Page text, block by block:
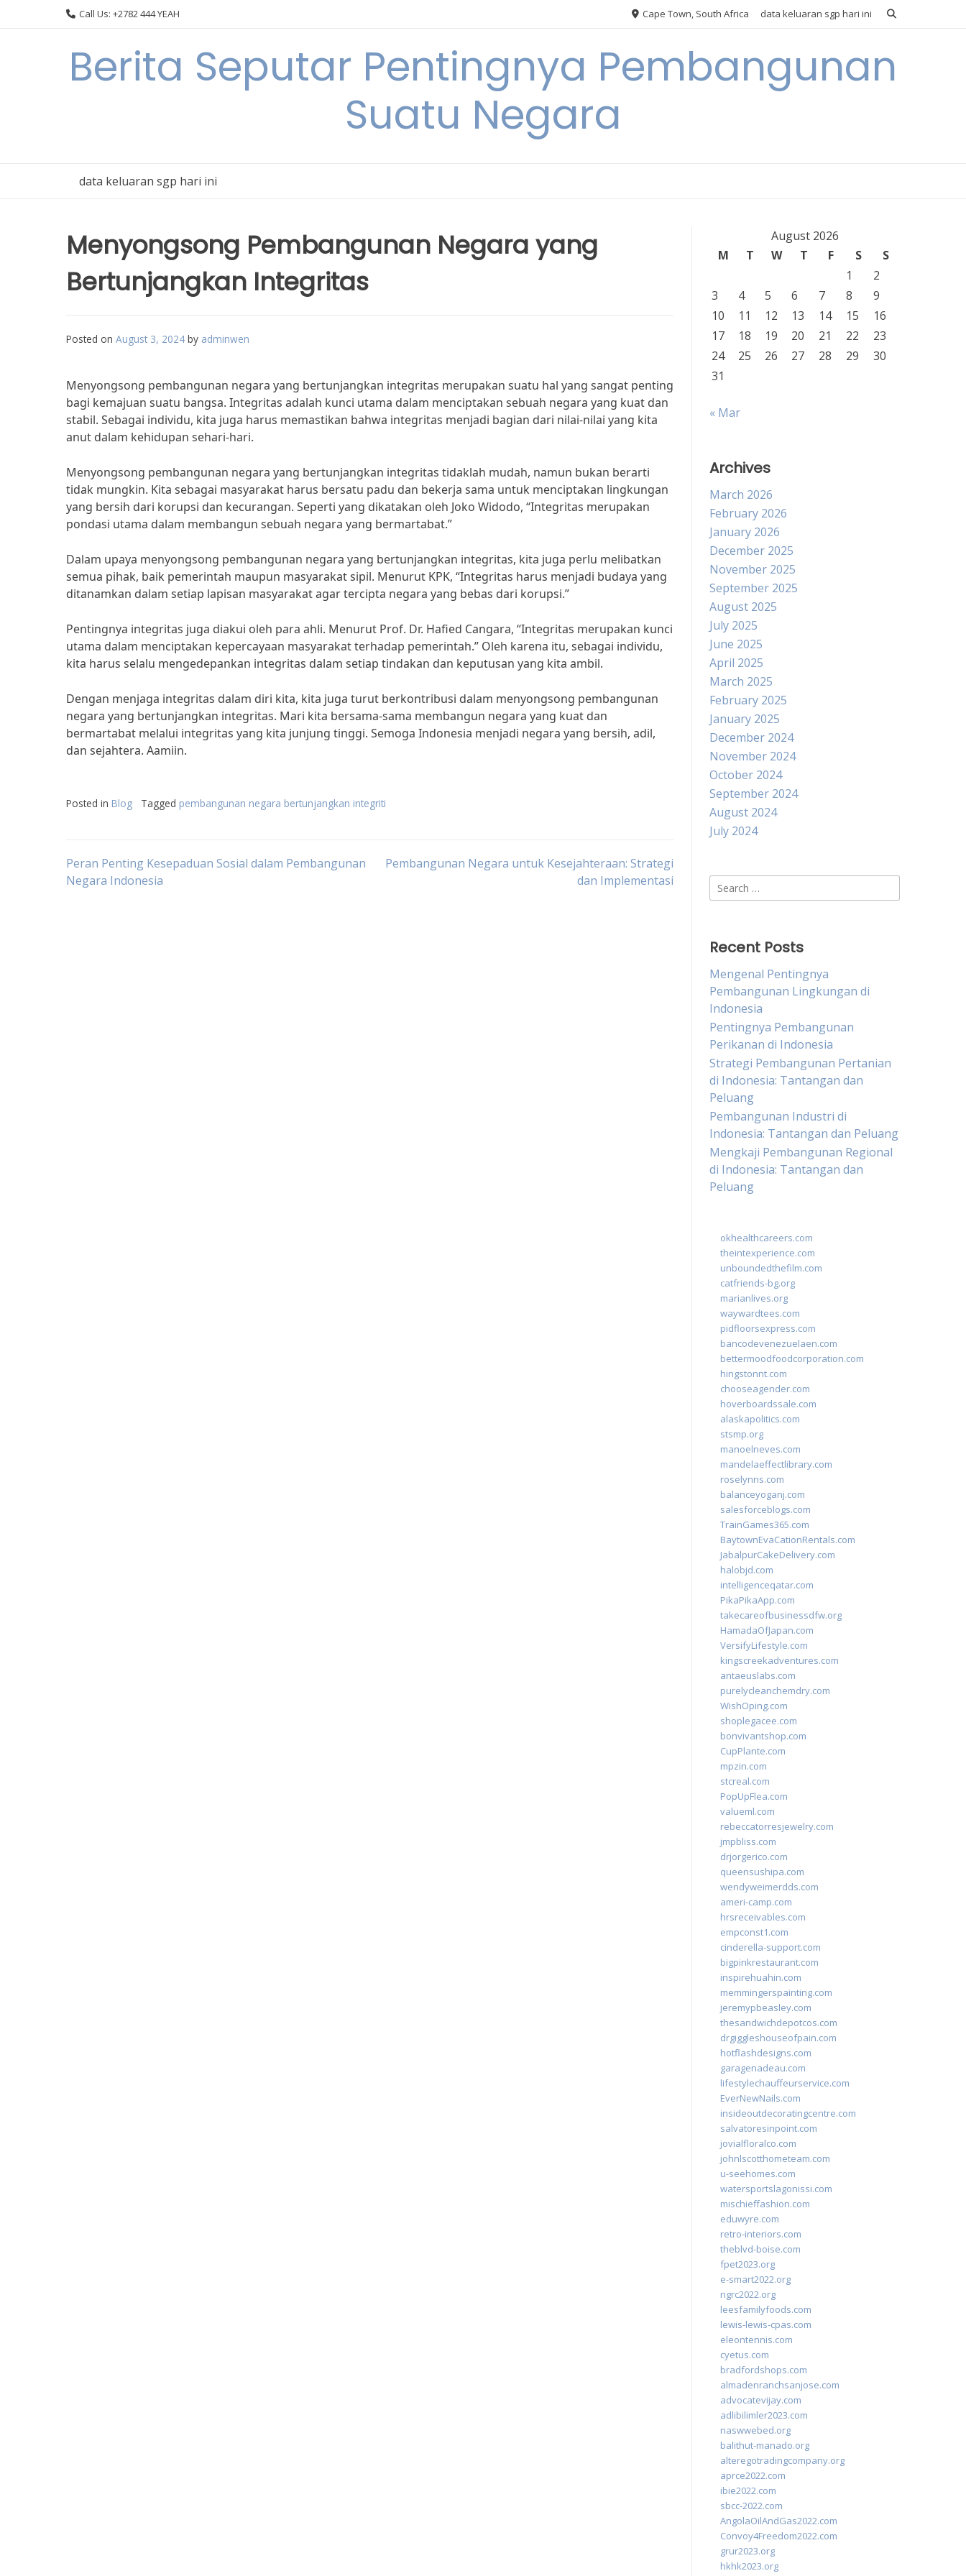
Call Us: +2782 444 YEAH Cape Town, South Africa data keluaran sgp hari ini
Berita Seputar Pentingnya Pembangunan
Suatu Negara
data keluaran sgp hari ini
Menyongsong Pembangunan Negara yang
Bertunjangkan Integritas
Posted on August 3, 2024 by adminwen
Menyongsong pembangunan negara yang bertunjangkan integritas merupakan suatu hal yang sangat penting
bagi kemajuan suatu bangsa. Integritas adalah kunci utama dalam menciptakan sebuah negara yang kuat dan
stabil. Sebagai individu, kita juga harus memastikan bahwa integritas menjadi bagian dari nilai-nilai yang kita
anut dalam kehidupan sehari-hari.
Menyongsong pembangunan negara yang bertunjangkan integritas tidaklah mudah, namun bukan berarti
tidak mungkin. Kita sebagai masyarakat harus bersatu padu dan bekerja sama untuk menciptakan lingkungan
yang bersih dari korupsi dan kecurangan. Seperti yang dikatakan oleh Joko Widodo, “Integritas merupakan
pondasi utama dalam membangun sebuah negara yang bermartabat.”
Dalam upaya menyongsong pembangunan negara yang bertunjangkan integritas, kita juga perlu melibatkan
semua pihak, baik pemerintah maupun masyarakat sipil. Menurut KPK, “Integritas harus menjadi budaya yang
ditanamkan dalam setiap lapisan masyarakat agar tercipta negara yang bebas dari korupsi.”
Pentingnya integritas juga diakui oleh para ahli. Menurut Prof. Dr. Hafied Cangara, “Integritas merupakan kunci
utama dalam menciptakan kepercayaan masyarakat terhadap pemerintah.” Oleh karena itu, sebagai individu,
kita harus selalu mengedepankan integritas dalam setiap tindakan dan keputusan yang kita ambil.
Dengan menjaga integritas dalam diri kita, kita juga turut berkontribusi dalam menyongsong pembangunan
negara yang bertunjangkan integritas. Mari kita bersama-sama membangun negara yang kuat dan
bermartabat melalui integritas yang kita junjung tinggi. Semoga Indonesia menjadi negara yang bersih, adil,
dan sejahtera. Aamiin.
Posted in Blog Tagged pembangunan negara bertunjangkan integriti
Post
Peran Penting Kesepaduan Sosial dalam Pembangunan
Negara Indonesia
Pembangunan Negara untuk Kesejahteraan: Strategi
dan Implementasi
August 2026
M
T W T F S
S
1
2
3
4 5 6 7 8
9
10
11 12 13 14 15
16
17
18 19 20 21 22
23
24
25 26 27 28 29
30
31
« Mar
Archives
March 2026
February 2026
January 2026
December 2025
November 2025
September 2025
August 2025
July 2025
June 2025
April 2025
March 2025
February 2025
January 2025
December 2024
November 2024
October 2024
September 2024
August 2024
July 2024
Search
for:
Recent Posts
Mengenal Pentingnya
Pembangunan Lingkungan di
Indonesia
Pentingnya Pembangunan
Perikanan di Indonesia
Strategi Pembangunan Pertanian
di Indonesia: Tantangan dan
Peluang
Pembangunan Industri di
Indonesia: Tantangan dan Peluang
Mengkaji Pembangunan Regional
di Indonesia: Tantangan dan
Peluang
okhealthcareers.com
theintexperience.com
unboundedthefilm.com
catfriends-bg.org
marianlives.org
waywardtees.com
pidfloorsexpress.com
bancodevenezuelaen.com
bettermoodfoodcorporation.com
hingstonnt.com
chooseagender.com
hoverboardssale.com
alaskapolitics.com
stsmp.org
manoelneves.com
mandelaeffectlibrary.com
roselynns.com
balanceyoganj.com
salesforceblogs.com
TrainGames365.com
BaytownEvaCationRentals.com
JabalpurCakeDelivery.com
halobjd.com
intelligenceqatar.com
PikaPikaApp.com
takecareofbusinessdfw.org
HamadaOfJapan.com
VersifyLifestyle.com
kingscreekadventures.com
antaeuslabs.com
purelycleanchemdry.com
WishOping.com
shoplegacee.com
bonvivantshop.com
CupPlante.com
mpzin.com
stcreal.com
PopUpFlea.com
valueml.com
rebeccatorresjewelry.com
jmpbliss.com
drjorgerico.com
queensushipa.com
wendyweimerdds.com
ameri-camp.com
hrsreceivables.com
empconst1.com
cinderella-support.com
bigpinkrestaurant.com
inspirehuahin.com
memmingerspainting.com
jeremypbeasley.com
thesandwichdepotcos.com
drgiggleshouseofpain.com
hotflashdesigns.com
garagenadeau.com
lifestylechauffeurservice.com
EverNewNails.com
insideoutdecoratingcentre.com
salvatoresinpoint.com
jovialfloralco.com
johnlscotthometeam.com
u-seehomes.com
watersportslagonissi.com
mischieffashion.com
eduwyre.com
retro-interiors.com
theblvd-boise.com
fpet2023.org
e-smart2022.org
ngrc2022.org
leesfamilyfoods.com
lewis-lewis-cpas.com
eleontennis.com
cyetus.com
bradfordshops.com
almadenranchsanjose.com
advocatevijay.com
adlibilimler2023.com
naswwebed.org
balithut-manado.org
alteregotradingcompany.org
aprce2022.com
ibie2022.com
sbcc-2022.com
AngolaOilAndGas2022.com
Convoy4Freedom2022.com
grur2023.org
hkhk2023.org